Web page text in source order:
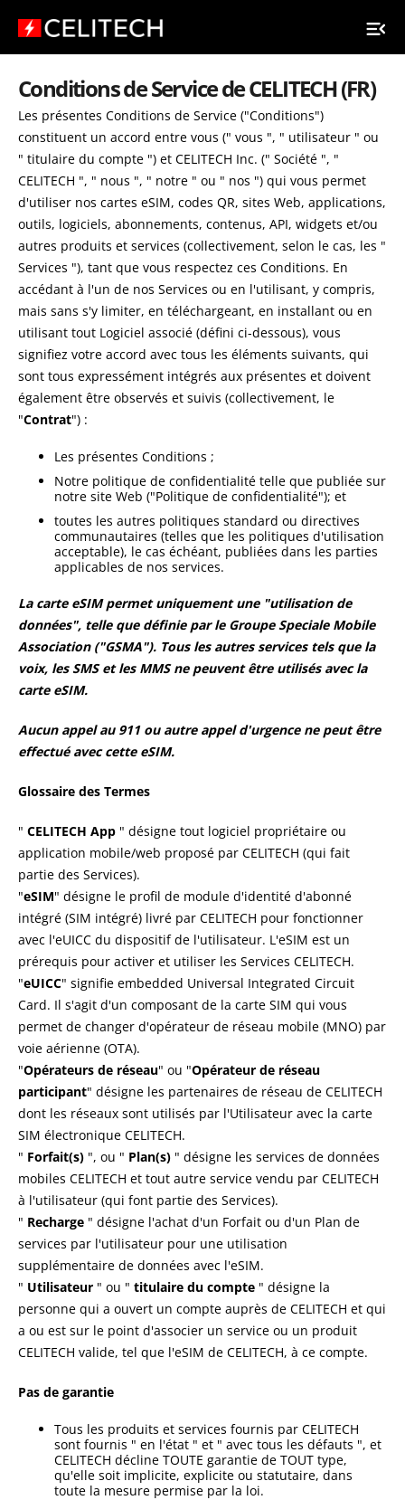
Conditions de Service de CELITECH (FR)
Les présentes Conditions de Service ("Conditions")
constituent un accord entre vous (" vous ", " utilisateur " ou
" titulaire du compte ") et CELITECH Inc. (" Société ", "
CELITECH ", " nous ", " notre " ou " nos ") qui vous permet
d'utiliser nos cartes eSIM, codes QR, sites Web, applications,
outils, logiciels, abonnements, contenus, API, widgets et/ou
autres produits et services (collectivement, selon le cas, les "
Services "), tant que vous respectez ces Conditions. En
accédant à l'un de nos Services ou en l'utilisant, y compris,
mais sans s'y limiter, en téléchargeant, en installant ou en
utilisant tout Logiciel associé (défini ci-dessous), vous
signifiez votre accord avec tous les éléments suivants, qui
sont tous expressément intégrés aux présentes et doivent
également être observés et suivis (collectivement, le
"Contrat") :
Les présentes Conditions ;
Notre politique de confidentialité telle que publiée sur
notre site Web ("Politique de confidentialité"); et
toutes les autres politiques standard ou directives
communautaires (telles que les politiques d'utilisation
acceptable), le cas échéant, publiées dans les parties
applicables de nos services.
La carte eSIM permet uniquement une "utilisation de
données", telle que définie par le Groupe Speciale Mobile
Association ("GSMA"). Tous les autres services tels que la
voix, les SMS et les MMS ne peuvent être utilisés avec la
carte eSIM.
Aucun appel au 911 ou autre appel d'urgence ne peut être
effectué avec cette eSIM.
Glossaire des Termes
" CELITECH App " désigne tout logiciel propriétaire ou
application mobile/web proposé par CELITECH (qui fait
partie des Services).
"eSIM" désigne le profil de module d'identité d'abonné
intégré (SIM intégré) livré par CELITECH pour fonctionner
avec l'eUICC du dispositif de l'utilisateur. L'eSIM est un
prérequis pour activer et utiliser les Services CELITECH.
"eUICC" signifie embedded Universal Integrated Circuit
Card. Il s'agit d'un composant de la carte SIM qui vous
permet de changer d'opérateur de réseau mobile (MNO) par
voie aérienne (OTA).
"Opérateurs de réseau" ou "Opérateur de réseau
participant" désigne les partenaires de réseau de CELITECH
dont les réseaux sont utilisés par l'Utilisateur avec la carte
SIM électronique CELITECH.
" Forfait(s) ", ou " Plan(s) " désigne les services de données
mobiles CELITECH et tout autre service vendu par CELITECH
à l'utilisateur (qui font partie des Services).
" Recharge " désigne l'achat d'un Forfait ou d'un Plan de
services par l'utilisateur pour une utilisation
supplémentaire de données avec l'eSIM.
" Utilisateur " ou " titulaire du compte " désigne la
personne qui a ouvert un compte auprès de CELITECH et qui
a ou est sur le point d'associer un service ou un produit
CELITECH valide, tel que l'eSIM de CELITECH, à ce compte.
Pas de garantie
Tous les produits et services fournis par CELITECH
sont fournis " en l'état " et " avec tous les défauts ", et
CELITECH décline TOUTE garantie de TOUT type,
qu'elle soit implicite, explicite ou statutaire, dans
toute la mesure permise par la loi.